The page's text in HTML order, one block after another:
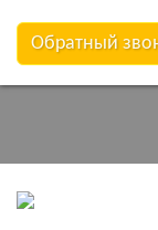
Обратный